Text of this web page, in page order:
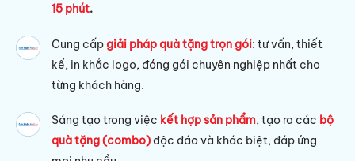
15 phút.
Cung cấpgiải pháp quà tặng trọn gói: tư vấn, thiết
kế, in khắc logo, đóng gói chuyên nghiệp nhất cho
từng khách hàng.
Sáng tạo trong việc kết hợp sản phẩm, tạo ra các bộ
quà tặng (combo) độc đáo và khác biệt, đáp ứng